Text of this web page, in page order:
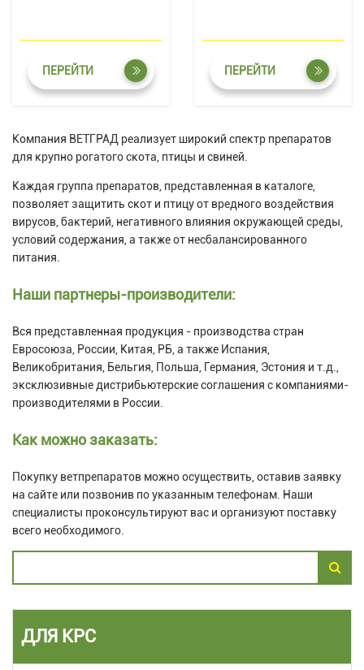
ПЕРЕЙТИ ПЕРЕЙТИ
Компания ВЕТГРАД реализует широкий спектр препаратов
для крупно рогатого скота, птицы и свиней.
Каждая группа препаратов, представленная в каталоге,
позволяет защитить скот и птицу от вредного воздействия
вирусов, бактерий, негативного влияния окружающей среды,
условий содержания, а также от несбалансированного
питания.
Наши партнеры-производители:
Вся представленная продукция - производства стран
Евросоюза, России, Китая, РБ, а также Испания,
Великобритания, Бельгия, Польша, Германия, Эстония и т.д.,
эксклюзивные дистрибьютерские соглашения с компаниями-
производителями в России.
Как можно заказать:
Покупку ветпрепаратов можно осуществить, оставив заявку
на сайте или позвонив по указанным телефонам. Наши
специалисты проконсультируют вас и организуют поставку
всего необходимого.
ДЛЯ КРС